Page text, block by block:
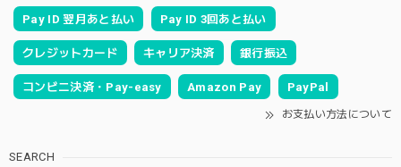
Pay ID 翌月あと払い Pay ID 3回あと払い
クレジットカード キャリア決済 銀行振込
コンビニ決済・Pay-easy Amazon Pay PayPal
お支払い方法について
SEARCH